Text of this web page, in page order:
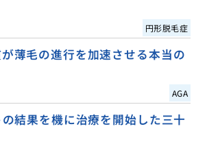
円形脱毛症
薄毛の進行を加速させる本当の
AGA
結果を機に治療を開始した三十